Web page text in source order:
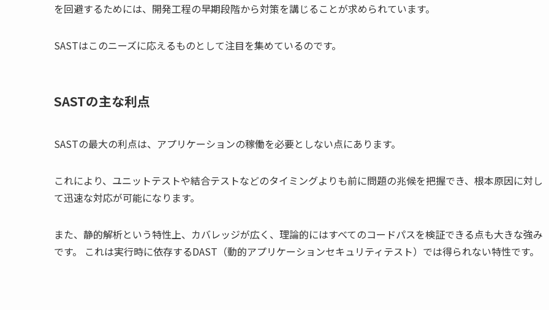
を回避するためには、開発工程の早期段階から対策を講じることが求められています。
SASTはこのニーズに応えるものとして注目を集めているのです。
SASTの主な利点
SASTの最大の利点は、アプリケーションの稼働を必要としない点にあります。
これにより、ユニットテストや結合テストなどのタイミングよりも前に問題の兆候を把握でき、根本原因に対し
て迅速な対応が可能になります。
また、静的解析という特性上、カバレッジが広く、理論的にはすべてのコードパスを検証できる点も大きな強み
です。 これは実行時に依存するDAST（動的アプリケーションセキュリティテスト）では得られない特性です。